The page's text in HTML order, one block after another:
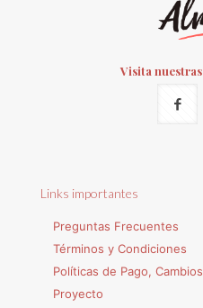
Visita
Links importantes
Preguntas Frecuentes
Términos y Condiciones
Políticas de Pago,
Proyecto